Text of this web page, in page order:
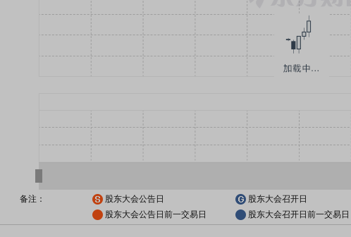
备注： 股东大会公告日 股东大会召开日
股东大会公告日前一交易日
股东大会召开日前一交易日